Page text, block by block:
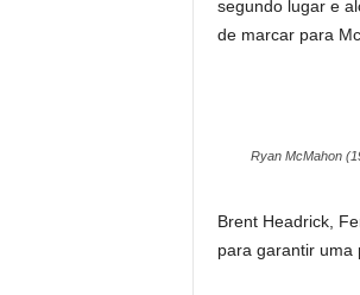
segundo lugar e
de marcar para
Ryan McMahon
Brent Headrick,
para garantir uma